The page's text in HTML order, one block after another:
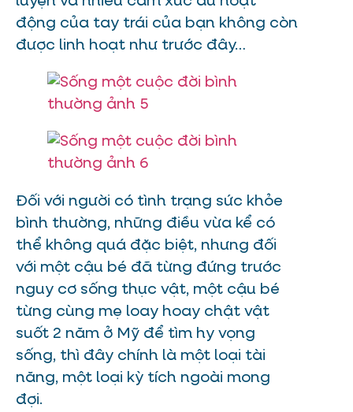
động của tay trái của bạn không còn
được linh hoạt như trước đây…
Đối với người có tình trạng sức khỏe
bình thường, những điều vừa kể có
thể không quá đặc biệt, nhưng đối
với một cậu bé đã từng đứng trước
nguy cơ sống thực vật, một cậu bé
từng cùng mẹ loay hoay chật vật
suốt 2 năm ở Mỹ để tìm hy vọng
sống, thì đây chính là một loại tài
năng, một loại kỳ tích ngoài mong
đợi.